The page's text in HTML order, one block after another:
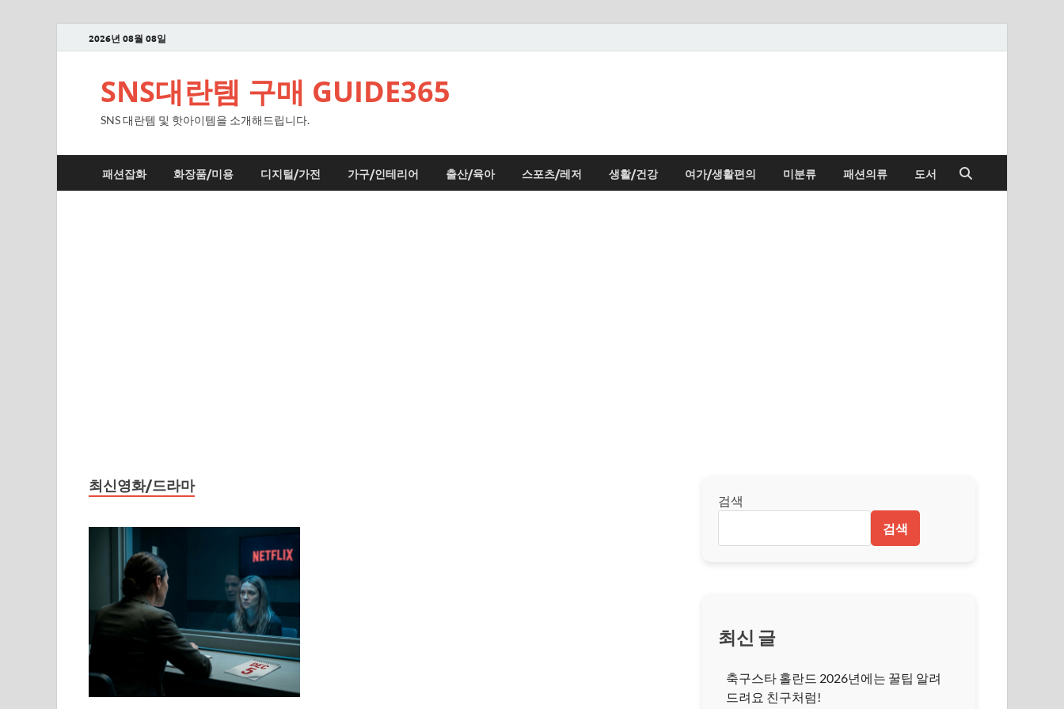
2026년 08월 08일
SNS대란템 구매 GUIDE365
SNS 대란템 및 핫아이템을 소개해드립니다.
패션잡화 화장품/미용 디지털/가전 가구/인테리어 출산/육아 스포츠/레저 생활/건강 여가/생활편의 미분류 패션의류 도서
최신영화/드라마
검색
검색
최신 글
축구스타 홀란드 2026년에는 꿀팁 알려
드려요 친구처럼!